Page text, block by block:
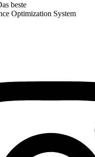
beste
Optimization System